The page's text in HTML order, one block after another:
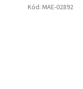
Kód: MAE-02892